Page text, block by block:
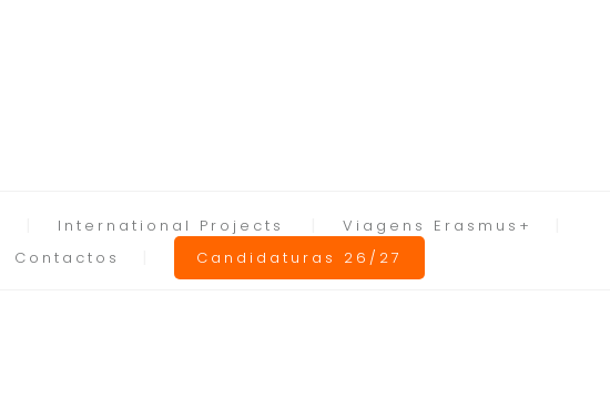
International Projects
Viagens Erasmus+
Contactos Candidaturas 26/27